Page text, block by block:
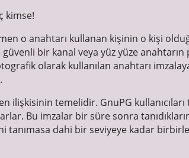
kimse!
o anahtarı kullanan kişinin o kişi
güvenli bir kanal veya yüz yüze
olarak kullanılan anahtarı
ilişkisinin temelidir. GnuPG kullanıcıları
Bu imzalar bir süre sonra tanıdıkların
tanımasa dahi bir seviyeye kadar